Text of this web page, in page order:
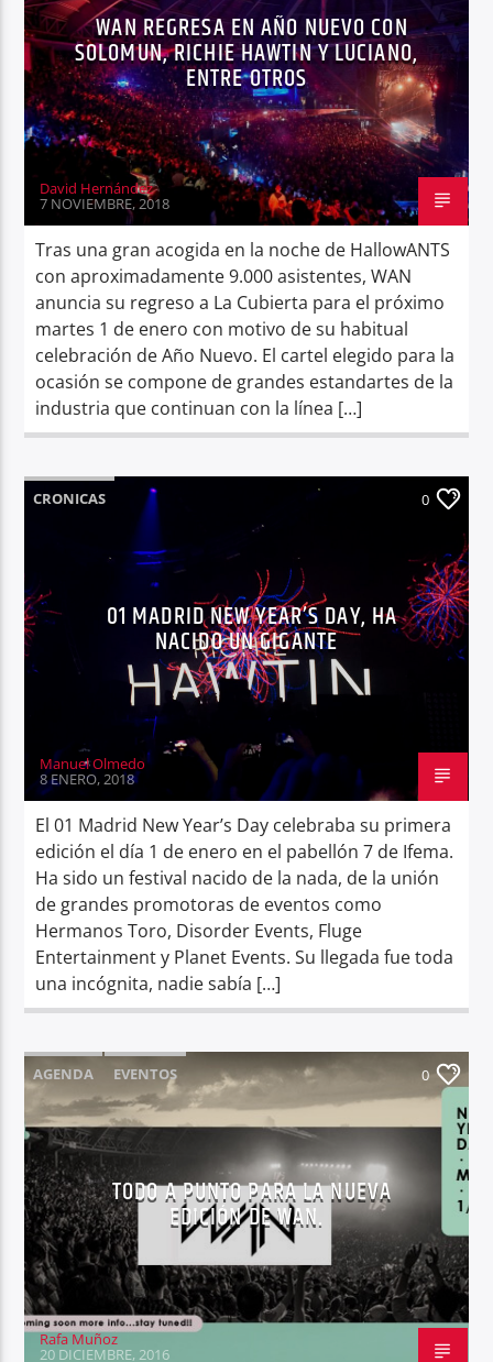
WAN REGRESA EN AÑO NUEVO CON
SOLOMUN, RICHIE HAWTIN Y LUCIANO,
ENTRE OTROS
David Hernández
7 NOVIEMBRE, 2018
Tras una gran acogida en la noche de HallowANTS
con aproximadamente 9.000 asistentes, WAN
anuncia su regreso a La Cubierta para el próximo
martes 1 de enero con motivo de su habitual
celebración de Año Nuevo. El cartel elegido para la
ocasión se compone de grandes estandartes de la
industria que continuan con la línea […]
CRONICAS 0
01 MADRID NEW YEAR’S DAY, HA
NACIDO UN GIGANTE
Manuel Olmedo
8 ENERO, 2018
El 01 Madrid New Year’s Day celebraba su primera
edición el día 1 de enero en el pabellón 7 de Ifema.
Ha sido un festival nacido de la nada, de la unión
de grandes promotoras de eventos como
Hermanos Toro, Disorder Events, Fluge
Entertainment y Planet Events. Su llegada fue toda
una incógnita, nadie sabía […]
AGENDA EVENTOS 0
TODO A PUNTO PARA LA NUEVA
EDICIÓN DE WAN.
Rafa Muñoz
20 DICIEMBRE, 2016